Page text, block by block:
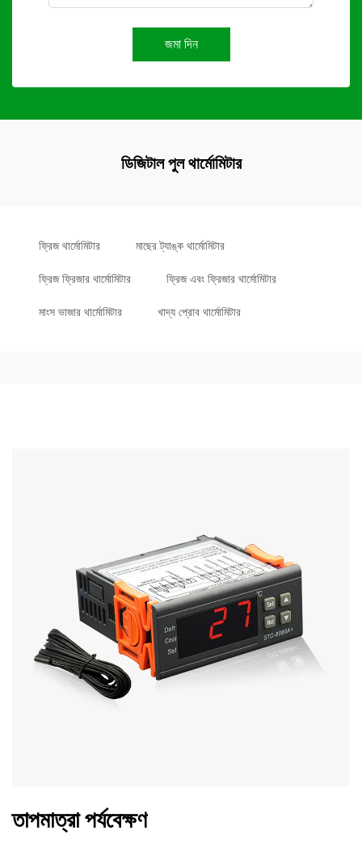
জমা দিন
ডিজিটাল পুল থার্মোমিটার
ফ্রিজ থার্মোমিটার মাছের ট্যাঙ্ক থার্মোমিটার
ফ্রিজ ফ্রিজার থার্মোমিটার ফ্রিজ এবং ফ্রিজার থার্মোমিটার
মাংস ভাজার থার্মোমিটার খাদ্য প্রোব থার্মোমিটার
তাপমাত্রা পর্যবেক্ষণ